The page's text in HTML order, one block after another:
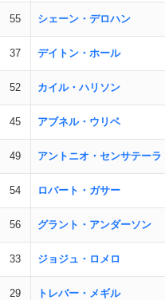
55 シェーン・デロハン
37 デイトン・ホール
52 カイル・ハリソン
45 アブネル・ウリベ
49 アントニオ・センサテーラ
54 ロバート・ガサー
56 グラント・アンダーソン
33 ジョジュ・ロメロ
29 トレバー・メギル